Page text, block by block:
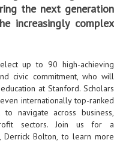
the next generation
increasingly complex
up to 90 high-achieving
civic commitment, who will
at Stanford. Scholars
internationally top-ranked
navigate across business,
sectors. Join us for a
Derrick Bolton, to learn more
Maestría RGEMa
de Información (MAIT)
de Información
para el Negocio
Robótica y Sistemas